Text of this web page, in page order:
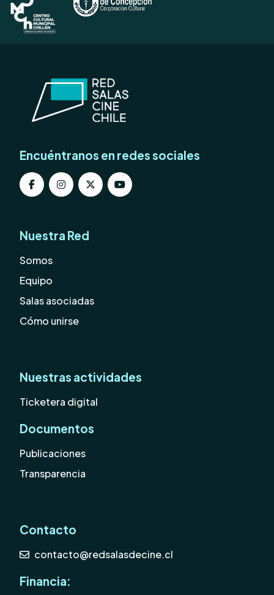
Encuéntranos en redes sociales
Nuestra Red
Somos
Equipo
Salas asociadas
Cómo unirse
Nuestras actividades
Ticketera digital
Documentos
Publicaciones
Transparencia
Contacto
contacto@redsalasdecine.cl
Financia: